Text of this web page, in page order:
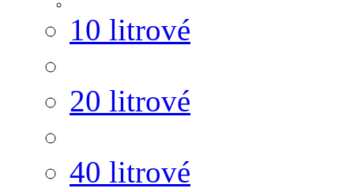
10 litrové
20 litrové
40 litrové